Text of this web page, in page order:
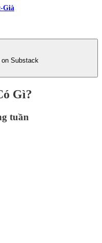
Già
on Substack
Gì?
tuần